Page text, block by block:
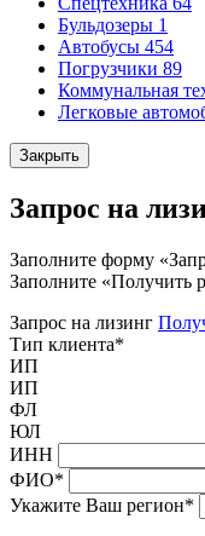
Бульдозеры 1
Автобусы 454
Погрузчики 89
Коммунальная
Легковые
Закрыть
Запрос на
Заполните форму
Заполните «Получить
Запрос на лизинг
Тип клиента*
ИП
ИП
ФЛ
ЮЛ
ИНН
ФИО*
Укажите Ваш регион*